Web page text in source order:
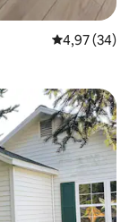
Gemiddelde
4,97 (34)